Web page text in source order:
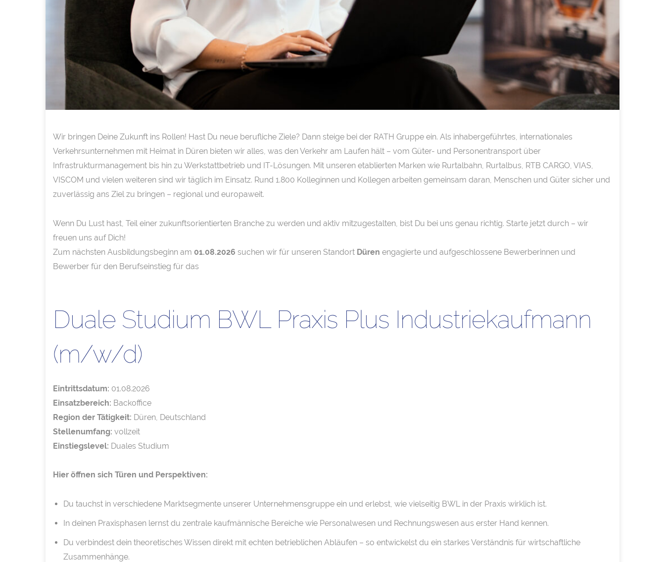
Wir bringen Deine Zukunft ins Rollen! Hast Du neue berufliche Ziele? Dann steige bei der RATH Gruppe ein. Als inhabergeführtes, internationales
Verkehrsunternehmen mit Heimat in Düren bieten wir alles, was den Verkehr am Laufen hält – vom Güter- und Personentransport über
Infrastrukturmanagement bis hin zu Werkstattbetrieb und IT-Lösungen. Mit unseren etablierten Marken wie Rurtalbahn, Rurtalbus, RTB CARGO, VIAS,
VISCOM und vielen weiteren sind wir täglich im Einsatz. Rund 1.800 Kolleginnen und Kollegen arbeiten gemeinsam daran, Menschen und Güter sicher und
zuverlässig ans Ziel zu bringen – regional und europaweit.
Wenn Du Lust hast, Teil einer zukunftsorientierten Branche zu werden und aktiv mitzugestalten, bist Du bei uns genau richtig. Starte jetzt durch – wir
freuen uns auf Dich!
Zum nächsten Ausbildungsbeginn am 01.08.2026 suchen wir für unseren Standort Düren engagierte und aufgeschlossene Bewerberinnen und
Bewerber für den Berufseinstieg für das
Duale Studium BWL Praxis Plus Industriekaufmann
(m/w/d)
Eintrittsdatum: 01.08.2026
Einsatzbereich: Backoffice
Region der Tätigkeit: Düren, Deutschland
Stellenumfang: vollzeit
Einstiegslevel: Duales Studium
Hier öffnen sich Türen und Perspektiven:
Du tauchst in verschiedene Marktsegmente unserer Unternehmensgruppe ein und erlebst, wie vielseitig BWL in der Praxis wirklich ist.
In deinen Praxisphasen lernst du zentrale kaufmännische Bereiche wie Personalwesen und Rechnungswesen aus erster Hand kennen.
Du verbindest dein theoretisches Wissen direkt mit echten betrieblichen Abläufen – so entwickelst du ein starkes Verständnis für wirtschaftliche
Zusammenhänge.